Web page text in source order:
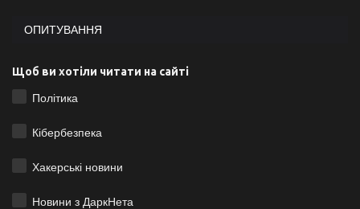
ОПИТУВАННЯ
Щоб ви хотіли читати на сайті
Політика
Кібербезпека
Хакерські новини
Новини з ДаркНета